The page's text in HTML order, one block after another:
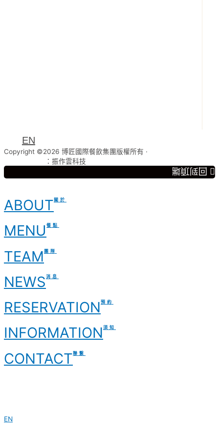
EN
Copyright ©2026 博匠國際餐飲集團版權所有 ·
：振作雲科技
回到頂端
ABOUT 關於
MENU 餐點
TEAM 團隊
NEWS 消息
RESERVATION 預約
INFORMATION 須知
CONTACT聯繫
EN